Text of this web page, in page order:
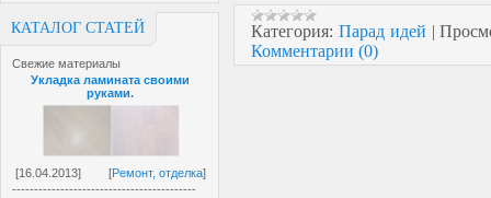
КАТАЛОГ СТАТЕЙ
Свежие материалы
Укладка ламината своими
руками.
[16.04.2013] [Ремонт, отделка]
------------------------------------------
Категория: Парад идей |
Комментарии (0)